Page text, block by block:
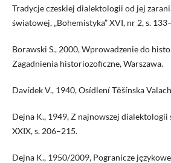
Tradycje czeskiej dialektologii od jej
światowej, „Bohemistyka” XVI, nr 2, s.
Borawski S., 2000, Wprowadzenie do
Zagadnienia historiozoficzne, Warszawa.
Davídek V., 1940, Osídlení Těšínska
Dejna K., 1949, Z najnowszej dialektologii
XXIX, s. 206–215.
Dejna K., 1950/2009, Pogranicze